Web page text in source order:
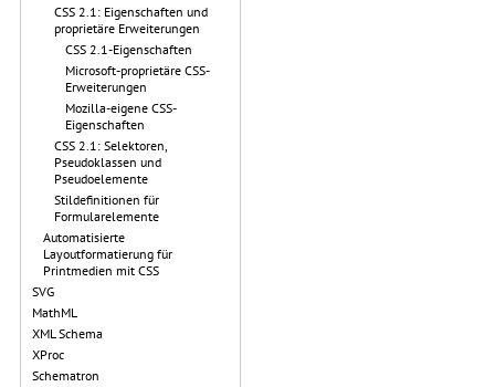
CSS 2.1: Eigenschaften und
proprietäre Erweiterungen
CSS 2.1-Eigenschaften
Microsoft-proprietäre CSS-
Erweiterungen
Mozilla-eigene CSS-
Eigenschaften
CSS 2.1: Selektoren,
Pseudoklassen und
Pseudoelemente
Stildefinitionen für
Formularelemente
Automatisierte
Layoutformatierung für
Printmedien mit CSS
SVG
MathML
XML Schema
XProc
Schematron